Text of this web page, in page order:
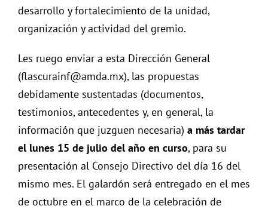
desarrollo y fortalecimiento de la unidad,
organización y actividad del gremio.
Les ruego enviar a esta Dirección General
(flascurainf@amda.mx), las propuestas
debidamente sustentadas (documentos,
testimonios, antecedentes y, en general, la
información que juzguen necesaria) a más tardar
el lunes 15 de julio del año en curso, para su
presentación al Consejo Directivo del día 16 del
mismo mes. El galardón será entregado en el mes
de octubre en el marco de la celebración de